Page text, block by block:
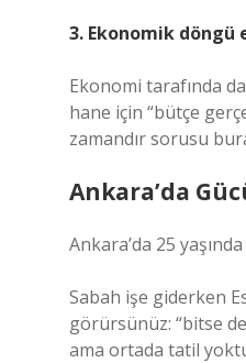
3. Ekonomik döngü
Ekonomi tarafında
hane için “bütçe
zamandır sorusu
Ankara’da
Ankara’da 25
Sabah işe giderken
görürsünüz: “bitse
ama ortada tatil